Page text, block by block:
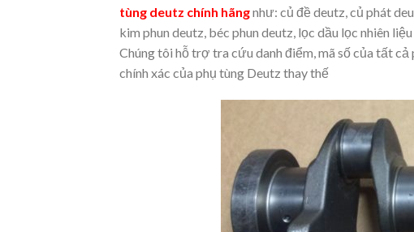
tùng deutz chính hãngnhư: củ đề deutz, củ phát
kim phun deutz, béc phun deutz, lọc dầu lọc nhiên
Chúng tôi hỗ trợ tra cứu danh điểm, mã số của tất
chính xác của phụ tùng Deutz thay thế